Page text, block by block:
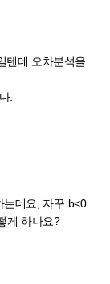
텐데 오차분석을
.
는데요, 자꾸 b<0
게 하나요?